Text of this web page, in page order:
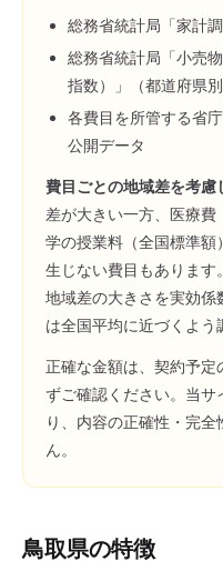
総務省統計局「家計
総務省統計局「小売
指数）」（都道府県別
各費目を所管する省
公開データ
費目ごとの地域差を考慮
差が大きい一方、医療
学の授業料（全国標準
生じない費目もありま
地域差の大きさを実効係
は全国平均に近づくよう
正確な金額は、契約予
ずご確認ください。当サ
り、内容の正確性・完
ん。
鳥取県の特徴